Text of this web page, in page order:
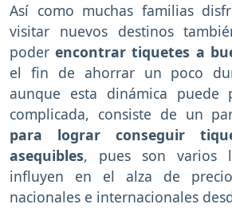
Así como muchas familias
visitar nuevos destinos
poderencontrar tiquetes a
el fin de ahorrar un poco
aunque esta dinámica puede
complicada, consiste de un
para lograr conseguir
asequibles, pues son varios
influyen en el alza de
nacionales e internacionales